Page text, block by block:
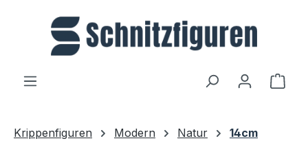
Zum Hauptinhalt springen
Krippenfiguren Modern Natur 14cm